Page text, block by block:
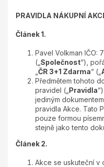
PRAVIDLA NÁKUPNÍ
Článek 1.
Pavel Volkman IČO:
(„ Společnost“),
ČR 3+1 Zdarma“ („
Předmětem tohoto
pravidel („ Pravidla
jediným
pravidla Akce. Tato
pouze formou
stejně jako tento
Článek 2.
Akce se uskuteční v